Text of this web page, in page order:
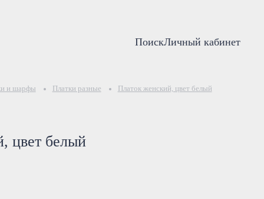
ПоискЛичный кабинет
и шарфы Платки разные Платок женский, цвет белый
цвет белый